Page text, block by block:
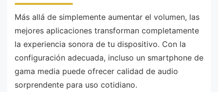
Más allá de simplemente aumentar el volumen, las
mejores aplicaciones transforman completamente
la experiencia sonora de tu dispositivo. Con la
configuración adecuada, incluso un smartphone de
gama media puede ofrecer calidad de audio
sorprendente para uso cotidiano.